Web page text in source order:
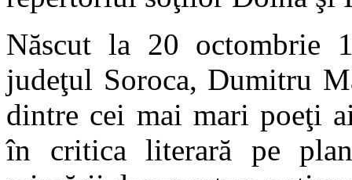
Născut la 20 octombrie
judeţul Soroca, Dumitru
dintre cei mai mari poeţi
în critica literară pe